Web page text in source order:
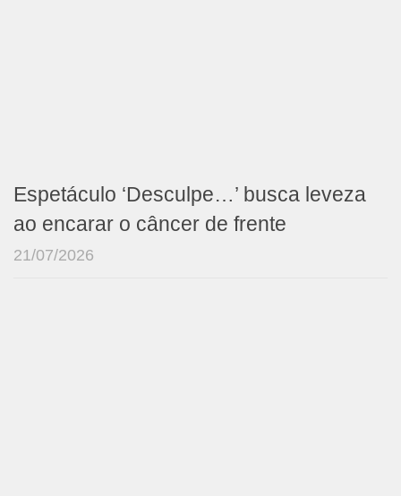
Espetáculo ‘Desculpe…’ busca leveza
ao encarar o câncer de frente
21/07/2026